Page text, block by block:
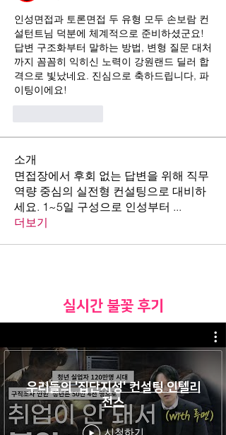
인성면접과 토론면접 두 유형 모두 손보람 컨
설턴트님 덕분에 체계적으로 준비하셨군요!
답변 구조화부터 말하는 방법, 변형 질문 대처
까지 꼼꼼히 익히신 노력이 강원랜드 딜러 합
격으로 빛났네요. 진심으로 축하드립니다, 파
이팅이에요!
소개
면접장에서 후회 없는 답변을 위해 직무
역량 중심의 실전형 컨설팅으로 대비하
세요. 1~5일 구성으로 인성부터 ...
더보기
​실시간 불꽃 후기
우리들의 '집단지성' 컨설팅 인텔리
전스
시청하기